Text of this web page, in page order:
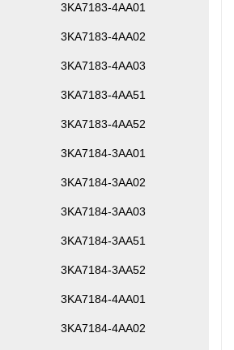
3KA7183-4AA01
3KA7183-4AA02
3KA7183-4AA03
3KA7183-4AA51
3KA7183-4AA52
3KA7184-3AA01
3KA7184-3AA02
3KA7184-3AA03
3KA7184-3AA51
3KA7184-3AA52
3KA7184-4AA01
3KA7184-4AA02